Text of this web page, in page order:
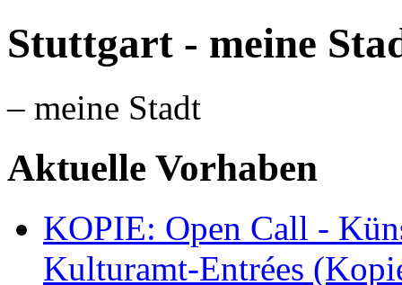
Stuttgart - meine
– meine Stadt
Aktuelle Vorhaben
KOPIE: Open Call -
Kulturamt-Entrées